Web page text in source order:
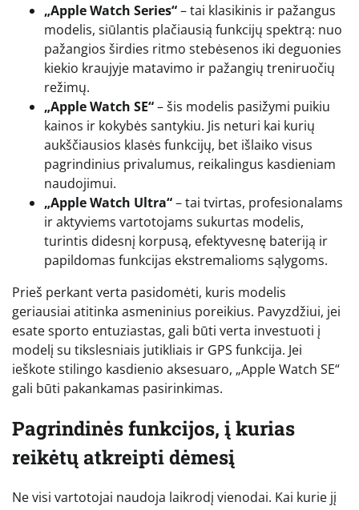
„Apple Watch Series“– tai klasikinis ir pažangus
modelis, siūlantis plačiausią funkcijų spektrą: nuo
pažangios širdies ritmo stebėsenos iki deguonies
kiekio kraujyje matavimo ir pažangių treniruočių
režimų.
„Apple Watch SE“– šis modelis pasižymi puikiu
kainos ir kokybės santykiu. Jis neturi kai kurių
aukščiausios klasės funkcijų, bet išlaiko visus
pagrindinius privalumus, reikalingus kasdieniam
naudojimui.
„Apple Watch Ultra“– tai tvirtas, profesionalams
ir aktyviems vartotojams sukurtas modelis,
turintis didesnį korpusą, efektyvesnę bateriją ir
papildomas funkcijas ekstremalioms sąlygoms.
Prieš perkant verta pasidomėti, kuris modelis
geriausiai atitinka asmeninius poreikius. Pavyzdžiui, jei
esate sporto entuziastas, gali būti verta investuoti į
modelį su tikslesniais jutikliais ir GPS funkcija. Jei
ieškote stilingo kasdienio aksesuaro, „Apple Watch SE“
gali būti pakankamas pasirinkimas.
Pagrindinės funkcijos, į kurias
reikėtų atkreipti dėmesį
Ne visi vartotojai naudoja laikrodį vienodai. Kai kurie jį